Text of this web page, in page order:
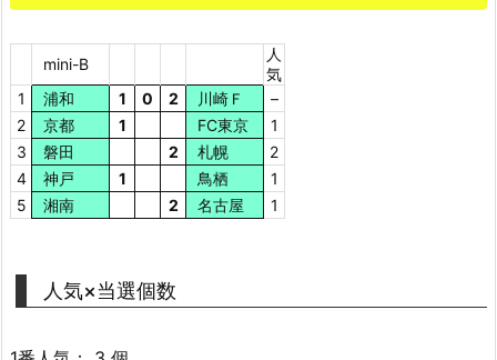
mini-B
人
気
1
浦和 1 0 2 川崎Ｆ
–
2
京都 1 FC東京
1
3
磐田 2 札幌
2
4
神戸 1 鳥栖
1
5
湘南 2 名古屋 1
人気×当選個数